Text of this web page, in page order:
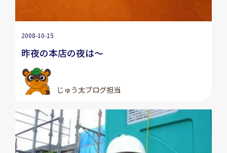
2008-10-15
昨夜の本店の夜は〜
じゅう太ブログ担当